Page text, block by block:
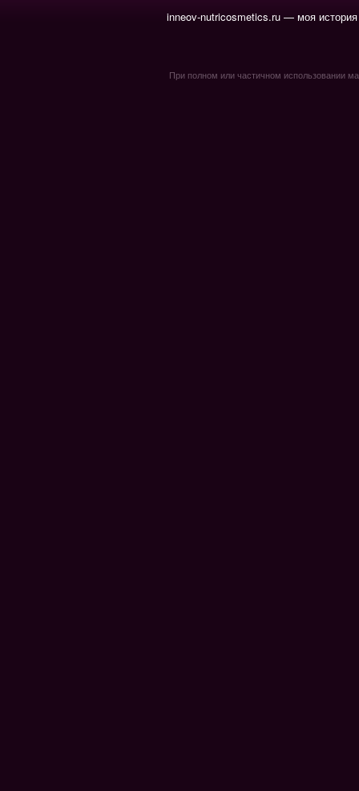
inneov-nutricosmetics.ru — моя
При полном или частичном использовании